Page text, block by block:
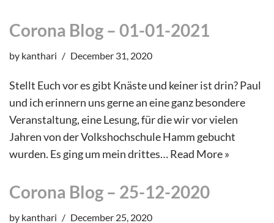
Corona Blog – 01-01-2021
by kanthari December 31, 2020
Stellt Euch vor es gibt Knäste und keiner ist drin? Paul
und ich erinnern uns gerne an eine ganz besondere
Veranstaltung, eine Lesung, für die wir vor vielen
Jahren von der Volkshochschule Hamm gebucht
wurden. Es ging um mein drittes…Read More »
Corona Blog – 25-12-2020
by kanthari December 25, 2020